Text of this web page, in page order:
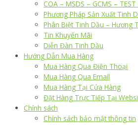
COA – MSDS – GCMS – TEST
Phương Pháp Sản Xuất Tinh
Phân Biệt Tinh Dầu – Hương
Tin Khuyến Mãi
Diễn Đàn Tinh Dầu
Hướng Dẫn Mua Hàng
Mua Hàng Qua Điện Thoại
Mua Hàng Qua Email
Mua Hàng Tại Cửa Hàng
Đặt Hàng Trực Tiếp Tại
Chính sách
Chính sách bảo mật thông tin